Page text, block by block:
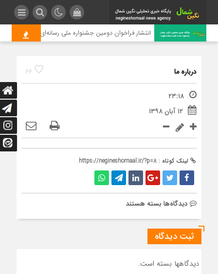
انتشار فراخوان دومین جشنواره ملی رسانه‌ای چای
44 درباره ما
۲۳:۱۸
۱۲ آبان ۱۳۹۸
لینک کوتاه : https://negineshomaal.ir/?p=8
دیدگاه‌ها برای
بسته هستند
ثبت دیدگاه
دیدگاهها بسته است.